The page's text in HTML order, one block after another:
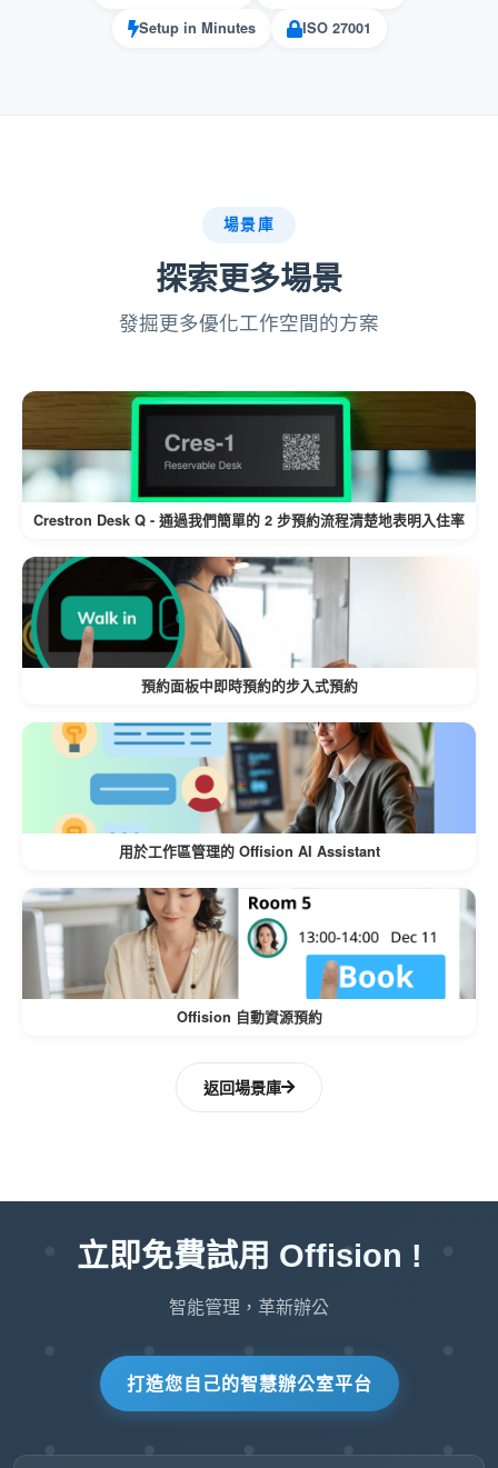
式，一旦感測器偵測到移動，即可立即更新
濕度）的即時數據串流至營業儀表板，延遲極
調調整，確保員工舒適。
硬體狀態追蹤 監控MQTT的「LWT」（遺囑與遺
囑）功能，以識別感測器何時離線。
避免影響辦公作業。
2.輕量化可擴展性
最低頻寬使用利用MQTT的小型封包標頭，連接
網路負擔。
確保即使在連線有限或網路流量大的辦公室
中，也能確保運作順暢。
通用相容性以標準化語言將各種第三方物聯網
硬體（PIR 感測器、智慧插座、空氣品質監測
器）連接到 Offision。
讓使用者能在維持統一管理介面的同時，選
零延遲：即時更新意味著使用者不會走進應
用程式上顯示「可用」但實際有人居住的房
電池壽命：由於MQTT輕量化，電池驅動的
物聯網感測器壽命顯著延長，降低維護成
Setup in Minutes ISO 27001
場景庫
探索更多場景
發掘更多優化工作空間的方案
Crestron Desk Q - 通過我們簡單的 2 步預約流程清楚地表明入住率
預約面板中即時預約的步入式預約
用於工作區管理的 Offision AI Assistant
Offision 自動資源預約
返回場景庫
立即免費試用 Offision !
智能管理，革新辦公
打造您自己的智慧辦公室平台